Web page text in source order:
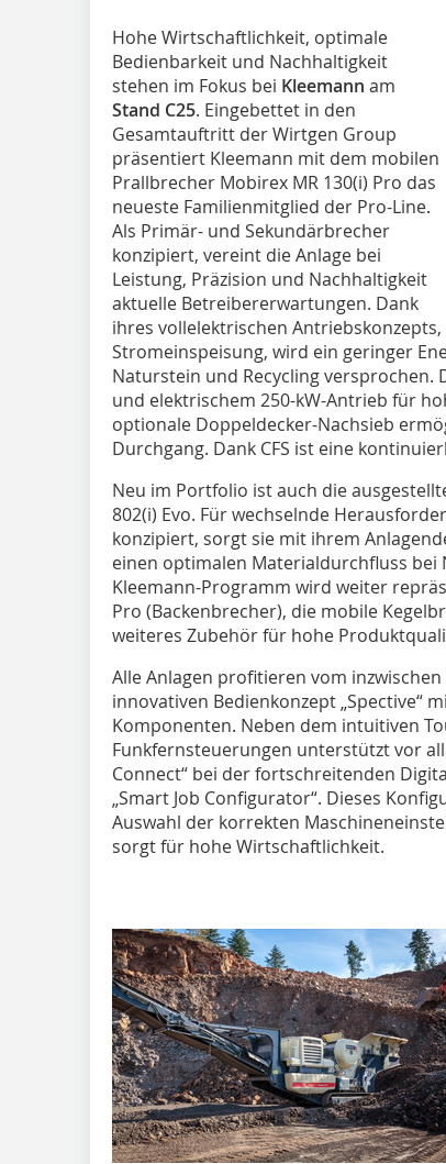
Hohe Wirtschaftlichkeit, optimale
Bedienbarkeit und Nachhaltigkeit
stehen im Fokus bei Kleemann am
Stand C25. Eingebettet in den
Gesamtauftritt der Wirtgen Group
präsentiert Kleemann mit dem mobilen
Prallbrecher Mobirex MR 130(i) Pro das
neueste Familienmitglied der Pro-Line.
Als Primär- und Sekundärbrecher
konzipiert, vereint die Anlage bei
Leistung, Präzision und Nachhaltigkeit
aktuelle Betreibererwartungen. Dank
ihres vollelektrischen
Stromeinspeisung, wird ein geringer
Naturstein und Recycling
und elektrischem 250-kW-Antrieb für
optionale Doppeldecker-Nachsieb
Durchgang. Dank CFS ist eine
Neu im Portfolio ist auch die
802(i) Evo. Für wechselnde
konzipiert, sorgt sie mit ihrem
einen optimalen Materialdurchfluss bei
Kleemann-Programm wird weiter
Pro (Backenbrecher), die mobile
weiteres Zubehör für hohe
Alle Anlagen profitieren vom
innovativen Bedienkonzept „Spective“
Komponenten. Neben dem intuitiven
Funkfernsteuerungen unterstützt vor
Connect“ bei der fortschreitenden
„Smart Job Configurator“. Dieses
Auswahl der korrekten
sorgt für hohe Wirtschaftlichkeit.